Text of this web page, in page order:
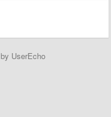
by UserEcho